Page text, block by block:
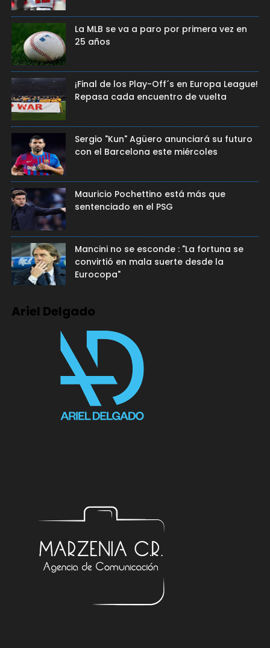
La MLB se va a paro por primera vez en
25 años
¡Final de los Play-Off´s en Europa League!
Repasa cada encuentro de vuelta
Sergio "Kun" Agüero anunciará su futuro
con el Barcelona este miércoles
Mauricio Pochettino está más que
sentenciado en el PSG
Mancini no se esconde : "La fortuna se
convirtió en mala suerte desde la
Eurocopa"
Ariel Delgado